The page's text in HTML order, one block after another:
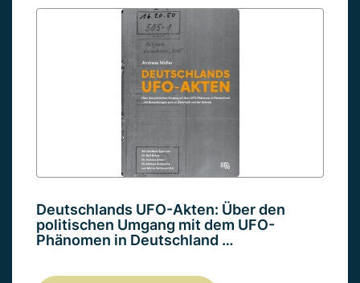
Deutschlands UFO-Akten: Über den
politischen Umgang mit dem UFO-
Phänomen in Deutschland …